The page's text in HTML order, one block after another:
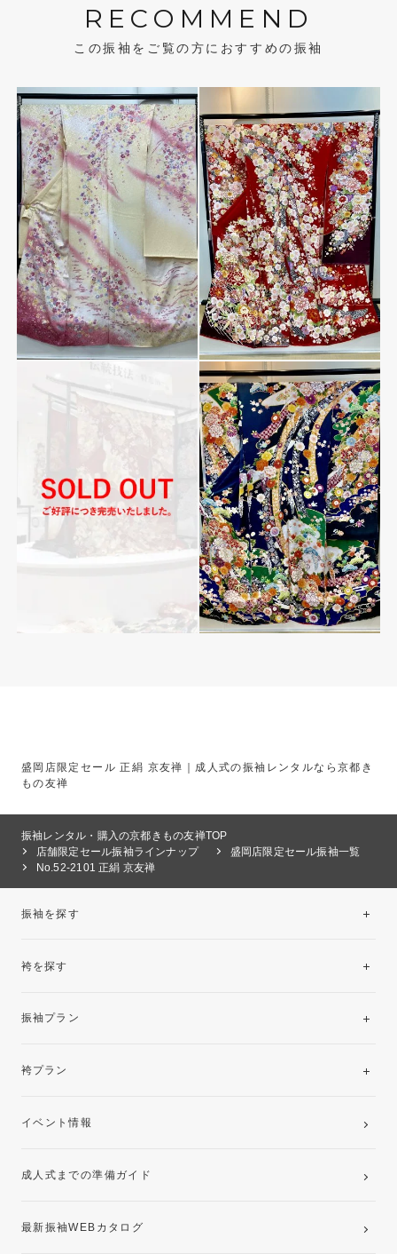
RECOMMEND
この振袖をご覧の方におすすめの振袖
盛岡店限定セール 正絹 京友禅｜成人式の振袖レンタルなら京都き
もの友禅
振袖レンタル・購入の京都きもの友禅TOP
店舗限定セール振袖ラインナップ
盛岡店限定セール振袖一覧
No.52-2101 正絹 京友禅
振袖を探す
袴を探す
振袖プラン
レンタルプラン
袴プラン
卒業袴レンタルプラン
イベント情報
成人式までの準備ガイド
最新振袖WEBカタログ